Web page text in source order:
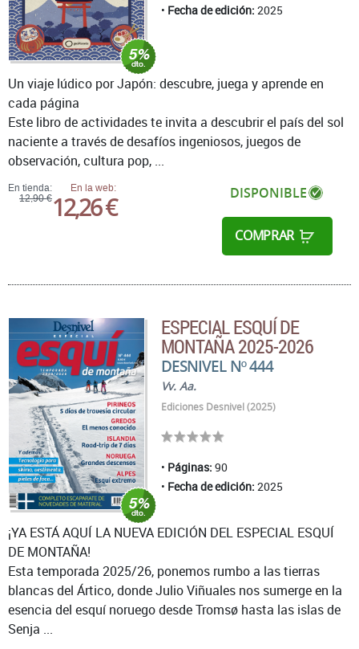
Fecha de edición: 2025
En tienda:
12,90 €
En la web:
12,26 € DISPONIBLE
COMPRAR
Un viaje lúdico por Japón: descubre, juega y aprende en
cada página
Este libro de actividades te invita a descubrir el país del sol
naciente a través de desafíos ingeniosos, juegos de
observación, cultura pop, ...
ESPECIAL ESQUÍ DE
MONTAÑA 2025-2026
DESNIVEL Nº 444
Vv. Aa.
Ediciones Desnivel (2025)
Páginas: 90
Fecha de edición: 2025
¡YA ESTÁ AQUÍ LA NUEVA EDICIÓN DEL ESPECIAL ESQUÍ
DE MONTAÑA!
Esta temporada 2025/26, ponemos rumbo a las tierras
blancas del Ártico, donde Julio Viñuales nos sumerge en la
esencia del esquí noruego desde Tromsø hasta las islas de
Senja ...